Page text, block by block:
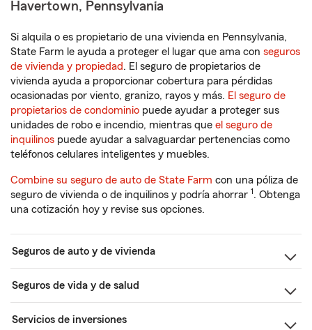
Havertown, Pennsylvania
Si alquila o es propietario de una vivienda en Pennsylvania,
State Farm le ayuda a proteger el lugar que ama con seguros
de vivienda y propiedad. El seguro de propietarios de
vivienda ayuda a proporcionar cobertura para pérdidas
ocasionadas por viento, granizo, rayos y más. El seguro de
propietarios de condominio puede ayudar a proteger sus
unidades de robo e incendio, mientras que el seguro de
inquilinos puede ayudar a salvaguardar pertenencias como
teléfonos celulares inteligentes y muebles.
Combine su seguro de auto de State Farm con una póliza de
seguro de vivienda o de inquilinos y podría ahorrar 1. Obtenga
una cotización hoy y revise sus opciones.
Seguros de auto y de vivienda
Seguros de vida y de salud
Servicios de inversiones